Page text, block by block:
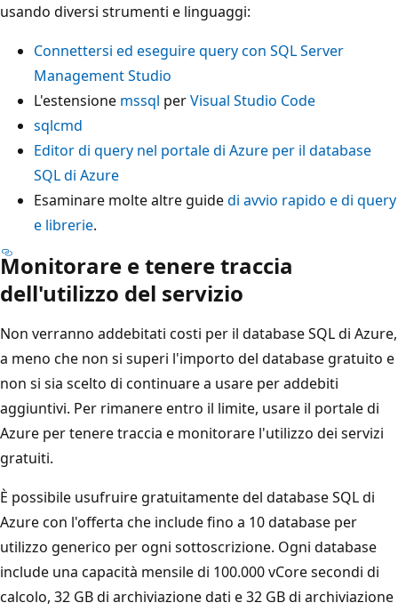
usando diversi strumenti e linguaggi:
Connettersi ed eseguire query con SQL Server
Management Studio
L'estensione mssql perVisual Studio Code
sqlcmd
Editor di query nel portale di Azure per il database
SQL di Azure
Esaminare molte altre guidedi avvio rapido e di query
e librerie.
Monitorare e tenere traccia
dell'utilizzo del servizio
Non verranno addebitati costi per il database SQL di Azure,
a meno che non si superi l'importo del database gratuito e
non si sia scelto di continuare a usare per addebiti
aggiuntivi. Per rimanere entro il limite, usare il portale di
Azure per tenere traccia e monitorare l'utilizzo dei servizi
gratuiti.
È possibile usufruire gratuitamente del database SQL di
Azure con l'offerta che include fino a 10 database per
utilizzo generico per ogni sottoscrizione. Ogni database
include una capacità mensile di 100.000 vCore secondi di
calcolo, 32 GB di archiviazione dati e 32 GB di archiviazione